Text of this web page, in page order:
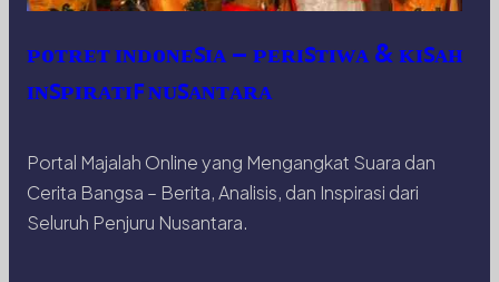
ᴘᴏᴛʀᴇᴛ ɪɴᴅᴏɴᴇꜱɪᴀ – ᴘᴇʀɪꜱᴛɪᴡᴀ & ᴋɪꜱᴀʜ
ɪɴꜱᴘɪʀᴀᴛɪꜰ ɴᴜꜱᴀɴᴛᴀʀᴀ
Portal Majalah Online yang Mengangkat Suara dan
Cerita Bangsa – Berita, Analisis, dan Inspirasi dari
Seluruh Penjuru Nusantara.